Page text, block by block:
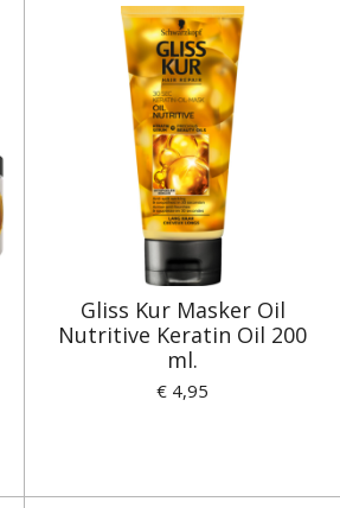
Gliss Kur Masker Oil
Nutritive Keratin Oil 200
ml.
€ 4,95